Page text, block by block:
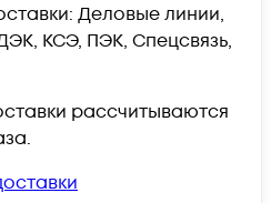
Деловые линии,
КСЭ, ПЭК, Спецсвязь,
рассчитываются